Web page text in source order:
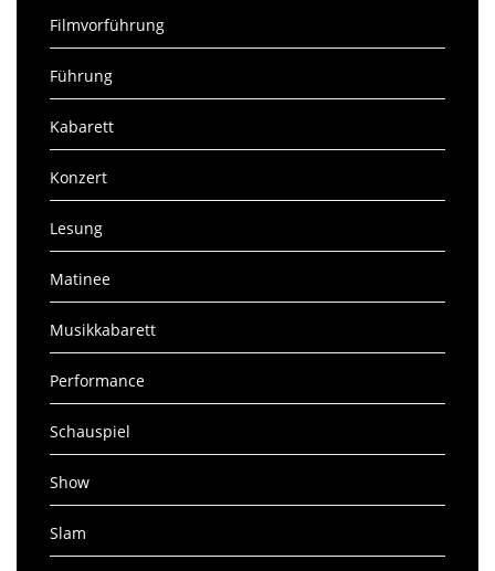
Filmvorführung
Führung
Kabarett
Konzert
Lesung
Matinee
Musikkabarett
Performance
Schauspiel
Show
Slam